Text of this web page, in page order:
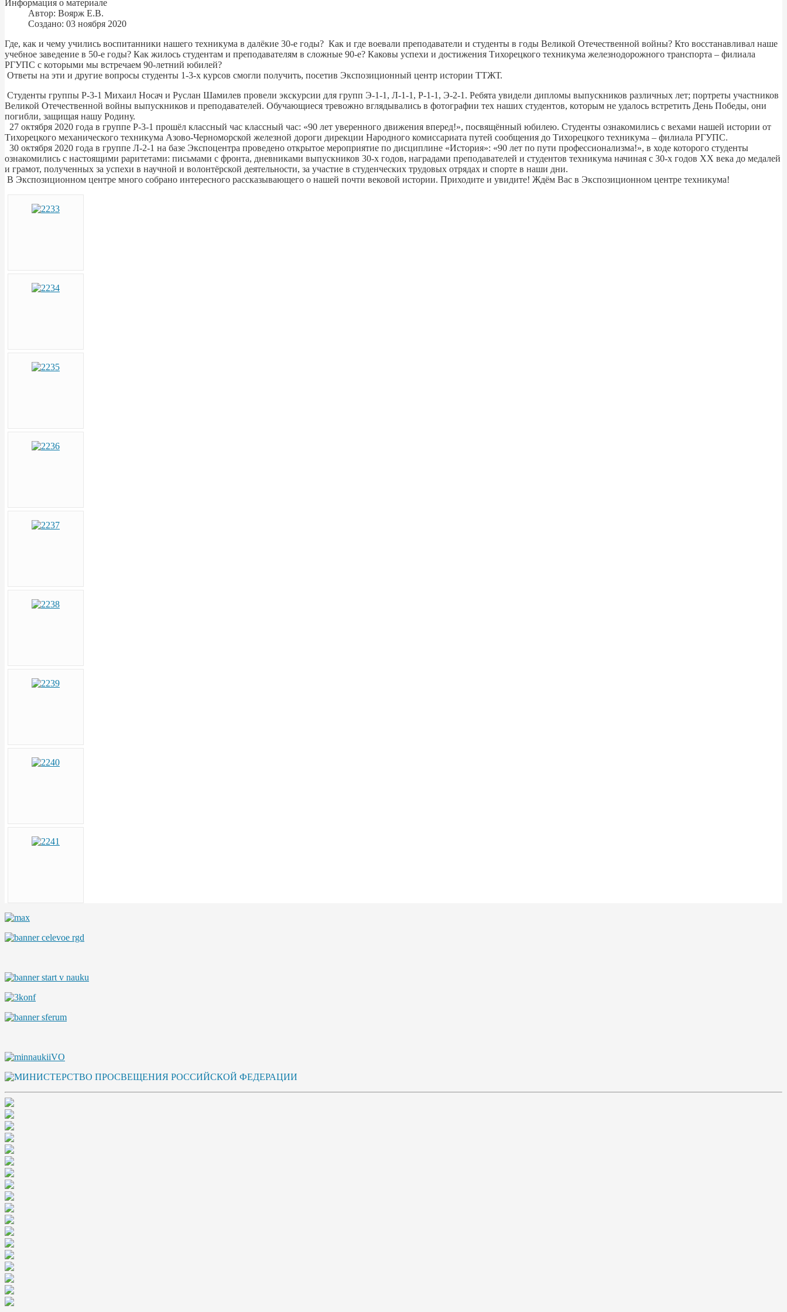
Информация о материале
Автор: Воярж Е.В.
Создано: 03 ноября 2020
Где, как и чему учились воспитанники нашего техникума в далёкие 30-е годы? Как и где воевали преподаватели и студенты в годы Великой Отечественной войны? Кто восстанавливал наше
учебное заведение в 50-е годы? Как жилось студентам и преподавателям в сложные 90-е? Каковы успехи и достижения Тихорецкого техникума железнодорожного транспорта – филиала
РГУПС с которыми мы встречаем 90-летний юбилей?
Ответы на эти и другие вопросы студенты 1-3-х курсов смогли получить, посетив Экспозиционный центр истории ТТЖТ.
Студенты группы Р-3-1 Михаил Носач и Руслан Шамилев провели экскурсии для групп Э-1-1, Л-1-1, Р-1-1, Э-2-1. Ребята увидели дипломы выпускников различных лет; портреты участников
Великой Отечественной войны выпускников и преподавателей. Обучающиеся тревожно вглядывались в фотографии тех наших студентов, которым не удалось встретить День Победы, они
погибли, защищая нашу Родину.
27 октября 2020 года в группе Р-3-1 прошёл классный час классный час: «90 лет уверенного движения вперед!», посвящённый юбилею. Студенты ознакомились с вехами нашей истории от
Тихорецкого механического техникума Азово-Черноморской железной дороги дирекции Народного комиссариата путей сообщения до Тихорецкого техникума – филиала РГУПС.
30 октября 2020 года в группе Л-2-1 на базе Экспоцентра проведено открытое мероприятие по дисциплине «История»: «90 лет по пути профессионализма!», в ходе которого студенты
ознакомились с настоящими раритетами: письмами с фронта, дневниками выпускников 30-х годов, наградами преподавателей и студентов техникума начиная с 30-х годов ХХ века до медалей
и грамот, полученных за успехи в научной и волонтёрской деятельности, за участие в студенческих трудовых отрядах и спорте в наши дни.
В Экспозиционном центре много собрано интересного рассказывающего о нашей почти вековой истории. Приходите и увидите! Ждём Вас в Экспозиционном центре техникума!